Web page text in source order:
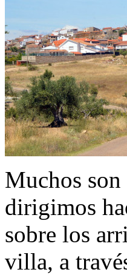
Muchos
dirigimos
sobre los
villa, a